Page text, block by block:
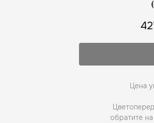
Цена
обратите